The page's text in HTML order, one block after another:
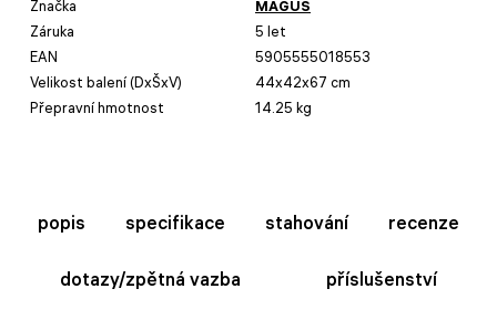
Značka
MAGUS
Záruka
5 let
EAN
5905555018553
Velikost balení (DxŠxV)
44x42x67 cm
Přepravní hmotnost
14.25 kg
popis specifikace stahování recenze
dotazy/zpětná vazba příslušenství